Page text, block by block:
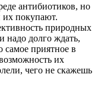
антибиотиков, но
их покупают.
природных
надо долго ждать,
самое приятное в
их
чего не скажешь